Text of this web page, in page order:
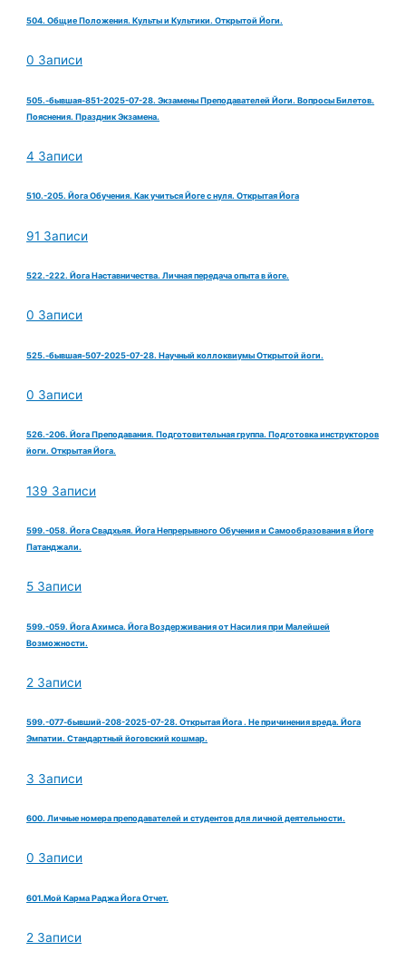
504. Общие Положения. Культы и Культики. Открытой Йоги.
0 Записи
505.-бывшая-851-2025-07-28. Экзамены Преподавателей Йоги. Вопросы Билетов.
Пояснения. Праздник Экзамена.
4 Записи
510.-205. Йога Обучения. Как учиться Йоге с нуля. Открытая Йога
91 Записи
522.-222. Йога Наставничества. Личная передача опыта в йоге.
0 Записи
525.-бывшая-507-2025-07-28. Научный коллоквиумы Открытой йоги.
0 Записи
526.-206. Йога Преподавания. Подготовительная группа. Подготовка инструкторов
йоги. Открытая Йога.
139 Записи
599.-058. Йога Свадхьяя. Йога Непрерывного Обучения и Самообразования в Йоге
Патанджали.
5 Записи
599.-059. Йога Ахимса. Йога Воздерживания от Насилия при Малейшей
Возможности.
2 Записи
599.-077-бывший-208-2025-07-28. Открытая Йога . Не причинения вреда. Йога
Эмпатии. Стандартный йоговский кошмар.
3 Записи
600. Личные номера преподавателей и студентов для личной деятельности.
0 Записи
601.Мой Карма Раджа Йога Отчет.
2 Записи